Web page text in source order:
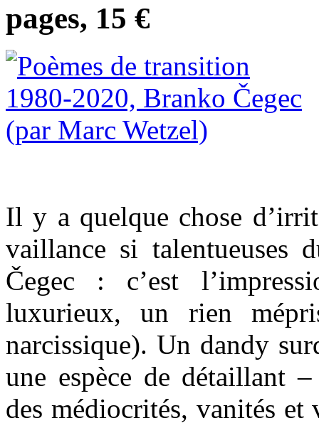
pages, 15 €
Il y a quelque chose
vaillance si talentueuses
Čegec : c’est
luxurieux, un rien
narcissique). Un dandy
une espèce de détaillant
des médiocrités, vanités